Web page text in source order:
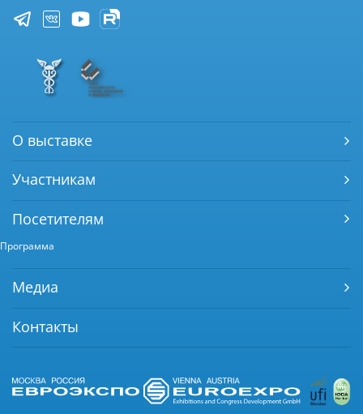
О выставке
Участникам
Посетителям
Программа
Медиа
Контакты